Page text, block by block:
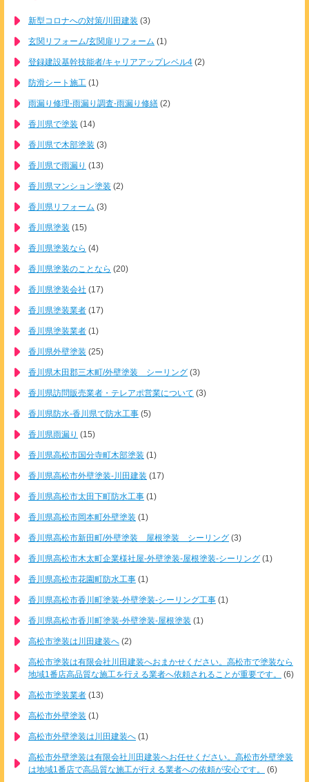
新型コロナへの対策/川田建装 (3)
玄関リフォーム/玄関扉リフォーム (1)
登録建設基幹技能者/キャリアアップレベル4 (2)
防滑シート施工 (1)
雨漏り修理-雨漏り調査-雨漏り修繕 (2)
香川県で塗装 (14)
香川県で木部塗装 (3)
香川県で雨漏り (13)
香川県マンション塗装 (2)
香川県リフォーム (3)
香川県塗装 (15)
香川県塗装なら (4)
香川県塗装のことなら (20)
香川県塗装会社 (17)
香川県塗装業者 (17)
香川県塗装業者 (1)
香川県外壁塗装 (25)
香川県木田郡三木町/外壁塗装 シーリング (3)
香川県訪問販売業者・テレアポ営業について (3)
香川県防水-香川県で防水工事 (5)
香川県雨漏り (15)
香川県高松市国分寺町木部塗装 (1)
香川県高松市外壁塗装-川田建装 (17)
香川県高松市太田下町防水工事 (1)
香川県高松市岡本町外壁塗装 (1)
香川県高松市新田町/外壁塗装 屋根塗装 シーリング (3)
香川県高松市木太町企業様社屋-外壁塗装-屋根塗装-シーリング (1)
香川県高松市花園町防水工事 (1)
香川県高松市香川町塗装-外壁塗装-シーリング工事 (1)
香川県高松市香川町塗装-外壁塗装-屋根塗装 (1)
高松市塗装は川田建装へ (2)
高松市塗装は有限会社川田建装へおまかせください。高松市で塗装なら
地域1番店高品質な施工を行える業者へ依頼されることが重要です。
(6)
高松市塗装業者 (13)
高松市外壁塗装 (1)
高松市外壁塗装は川田建装へ (1)
高松市外壁塗装は有限会社川田建装へお任せください。高松市外壁塗装
は地域1番店で高品質な施工が行える業者への依頼が安心です。
(6)